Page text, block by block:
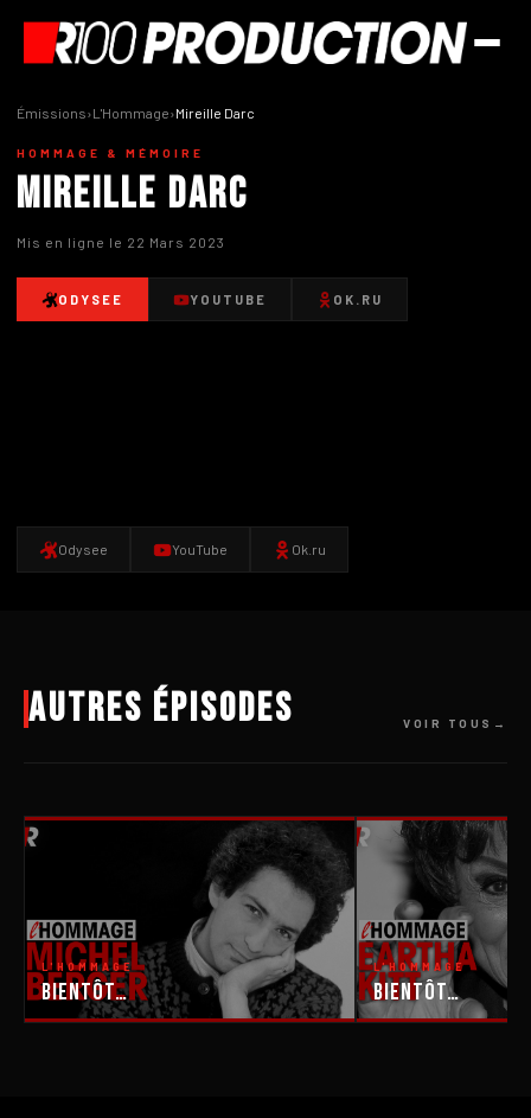
Émissions›L'Hommage›Mireille Darc
HOMMAGE & MÉMOIRE
Mireille Darc
Mis en ligne le 22 Mars 2023
ODYSEE YOUTUBE OK.RU
Odysee YouTube Ok.ru
Autres épisodes VOIR TOUS
L'HOMMAGE
Bientôt…
L'HOMMAGE
Bientôt…